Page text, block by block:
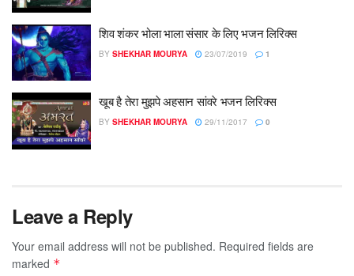
शिव शंकर भोला भाला संसार के लिए भजन लिरिक्स
BY SHEKHAR MOURYA 23/07/2019 1
खूब है तेरा मुझपे अहसान सांवरे भजन लिरिक्स
BY SHEKHAR MOURYA 29/11/2017 0
Leave a Reply
Your email address will not be published. Required fields are
marked *